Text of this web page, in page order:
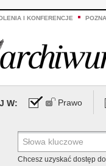
I KONFERENCJE
W: Prawo
Chcesz uzyskać dostęp